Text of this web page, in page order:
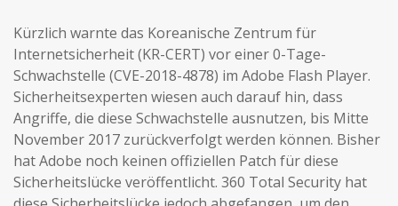
Kürzlich warnte das Koreanische Zentrum für
Internetsicherheit (KR-CERT) vor einer 0-Tage-
Schwachstelle (CVE-2018-4878) im Adobe Flash Player.
Sicherheitsexperten wiesen auch darauf hin, dass
Angriffe, die diese Schwachstelle ausnutzen, bis Mitte
November 2017 zurückverfolgt werden können. Bisher
hat Adobe noch keinen offiziellen Patch für diese
Sicherheitslücke veröffentlicht. 360 Total Security hat